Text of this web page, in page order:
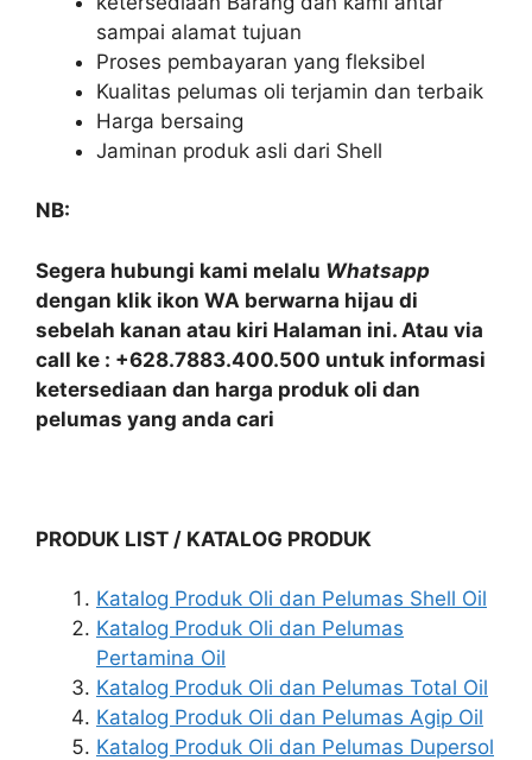
sampai alamat tujuan
Proses pembayaran yang fleksibel
Kualitas pelumas oli terjamin dan terbaik
Harga bersaing
Jaminan produk asli dari Shell
NB:
Segera hubungi kami melalu Whatsapp
dengan klik ikon WA berwarna hijau di
sebelah kanan atau kiri Halaman ini. Atau via
call ke : +628.7883.400.500 untuk informasi
ketersediaan dan harga produk oli dan
pelumas yang anda cari
PRODUK LIST / KATALOG PRODUK
Katalog Produk Oli dan Pelumas Shell Oil
Katalog Produk Oli dan Pelumas
Pertamina Oil
Katalog Produk Oli dan Pelumas Total Oil
Katalog Produk Oli dan Pelumas Agip Oil
Katalog Produk Oli dan Pelumas Dupersol